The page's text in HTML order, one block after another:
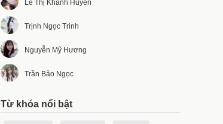
Lê Thị Khánh Huyền
Trịnh Ngọc Trinh
Nguyễn Mỹ Hương
Trần Bảo Ngọc
Từ khóa nổi bật